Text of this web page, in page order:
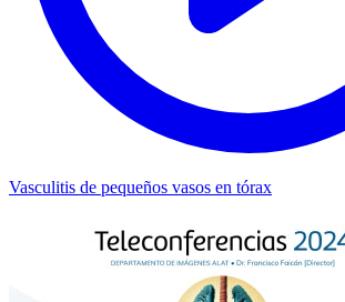
Vasculitis de pequeños vasos en tórax